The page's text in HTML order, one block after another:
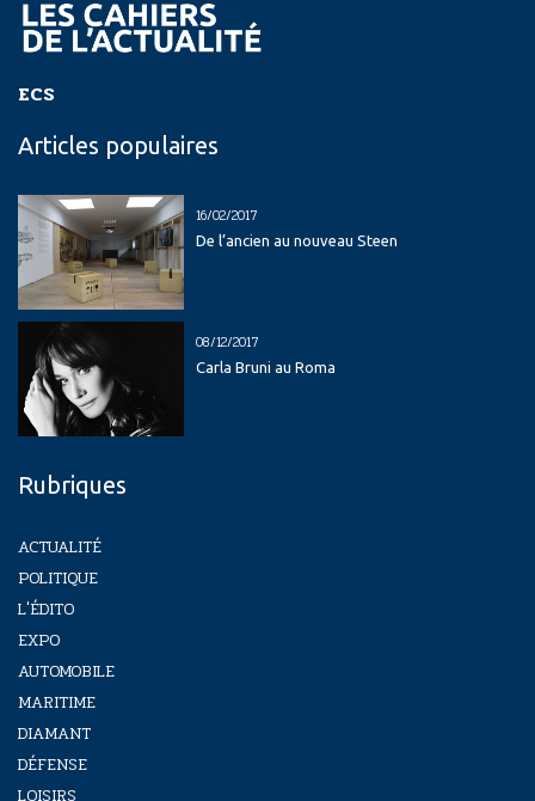
ECS
Articles populaires
16/02/2017
De l’ancien au nouveau Steen
08/12/2017
Carla Bruni au Roma
Rubriques
ACTUALITÉ
POLITIQUE
L'ÉDITO
EXPO
AUTOMOBILE
MARITIME
DIAMANT
DÉFENSE
LOISIRS